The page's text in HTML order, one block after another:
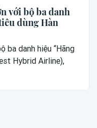
với bộ ba danh
dùng Hàn
ba danh hiệu “Hãng
Hybrid Airline),